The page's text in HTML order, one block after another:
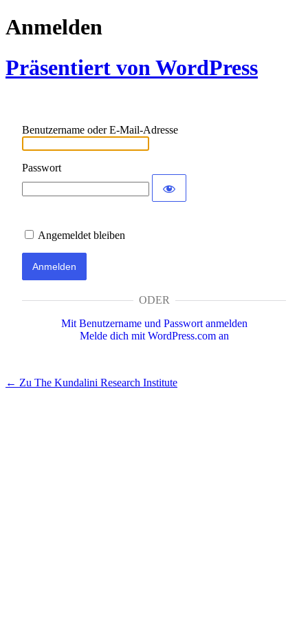
Anmelden
Präsentiert von WordPress
Benutzername oder E-Mail-Adresse
Passwort
Angemeldet bleiben
ODER
Mit Benutzername und Passwort anmelden
Melde dich mit WordPress.com an
← Zu The Kundalini Research Institute